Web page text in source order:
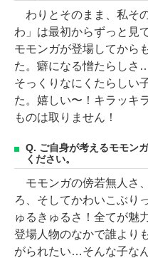
わりとそのまま、私そ
わ」は最初からずっと見
モモンガが登場してから
た。癖になる憎たらしさ
そっくりなにくたらしい
た。嬉しい〜！キラッキ
ものは取りません！
Q. ご自身が考えるモモン
ください。
モモンガの傍若無人さ
ろ、そしてかわいこぶり
ゅるきゅるさ！全てが魅
登場人物のなかで誰より
がられたい…そんな子な